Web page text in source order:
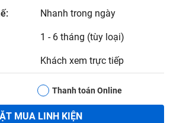
Nhanh trong ngày
1 - 6 tháng (tùy loại)
Khách xem trực tiếp
Thanh toán Online
MUA LINH KIỆN